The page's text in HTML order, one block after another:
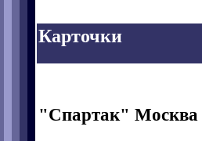
Карточки
"Спартак" Москва